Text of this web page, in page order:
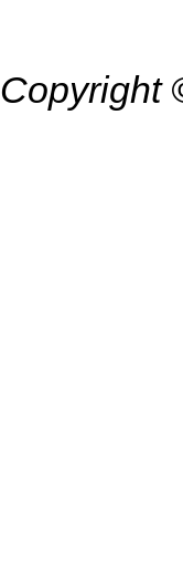
Copyright